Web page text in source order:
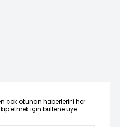
çok okunan haberlerini her
etmek için bültene üye